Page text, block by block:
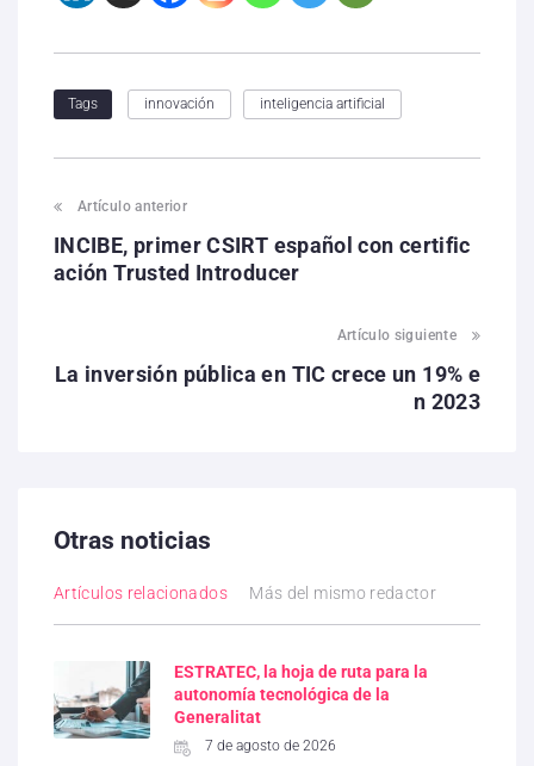
Tags innovación inteligencia artificial
Artículo anterior
INCIBE, primer CSIRT español con certific
ación Trusted Introducer
Artículo siguiente
La inversión pública en TIC crece un 19% e
n 2023
Otras noticias
Artículos relacionados Más del mismo redactor
ESTRATEC, la hoja de ruta para la
autonomía tecnológica de la
Generalitat
7 de agosto de 2026